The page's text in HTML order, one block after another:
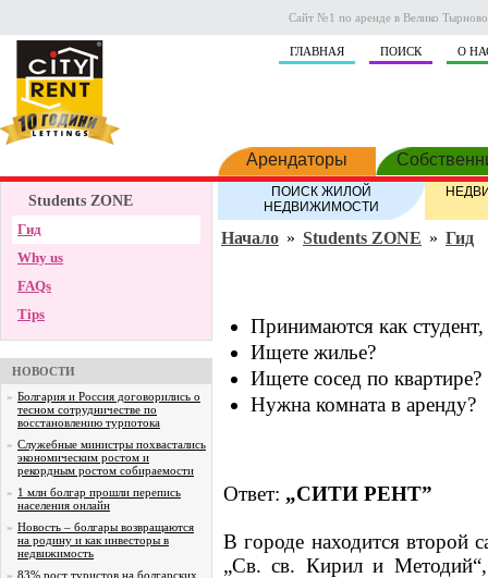
Сайт №1 по аренде в Велико
ГЛАВНАЯ ПОИСК О
Арендаторы
Students ZONE
Гид
Why us
FAQs
Tips
НОВОСТИ
» Болгария и Россия договорились о
тесном сотрудничестве по
восстановлению турпотока
» Служебные министры похвастались
экономическим ростом и
рекордным ростом собираемости
» 1 млн болгар прошли перепись
населения онлайн
» Новость – болгары возвращаются
на родину и как инвесторы в
недвижимость
» 83% рост туристов на болгарских
ПОИСК ЖИЛОЙ
НЕДВИЖИМОСТИ
Начало » Students ZONE » Гид
Принимаются как
Ищете жилье?
Ищете сосед по квартире?
Нужна комната в аренду?
Ответ: „СИТИ РЕНТ”
В городе находится второй
„Св. св. Кирил и